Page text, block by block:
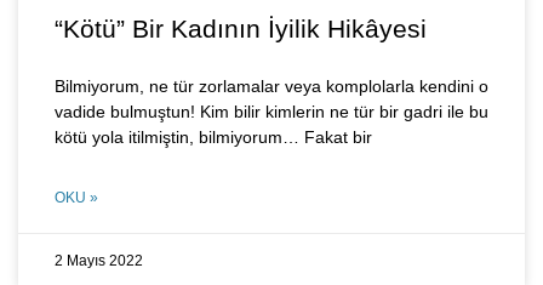
“Kötü” Bir Kadının İyilik Hikâyesi
Bilmiyorum, ne tür zorlamalar veya komplolarla kendini o
vadide bulmuştun! Kim bilir kimlerin ne tür bir gadri ile bu
kötü yola itilmiştin, bilmiyorum… Fakat bir
OKU »
2 Mayıs 2022